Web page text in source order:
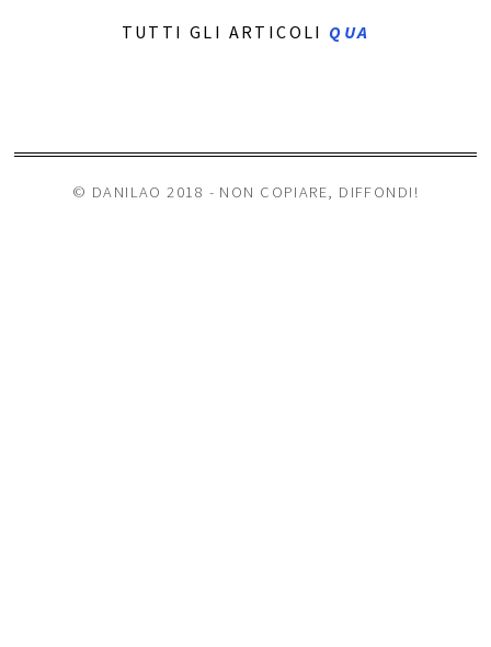
TUTTI GLI ARTICOLI QUA
© DANILAO 2018 - NON COPIARE, DIFFONDI!